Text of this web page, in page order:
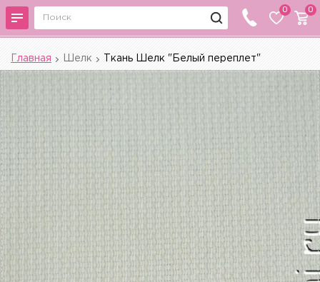
0 0
Главная Шелк Ткань Шелк "Белый переплет"